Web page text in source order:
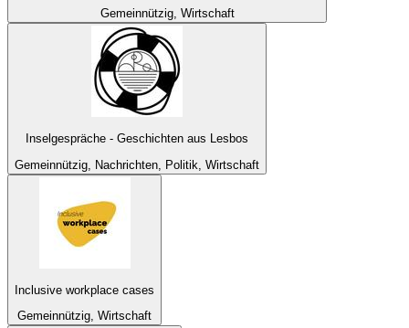
Gemeinnützig, Wirtschaft
Inselgespräche - Geschichten aus Lesbos
Gemeinnützig, Nachrichten, Politik, Wirtschaft
Inclusive workplace cases
Gemeinnützig, Wirtschaft